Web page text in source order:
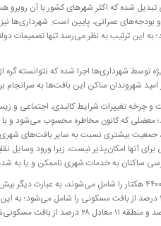
شده که اکثر شهرهای کشور با آن روبرو
عمرانی، پایین است. شهرداری‌ها نیز
به این ترتیب به نظر می‌رسد تنها
شهرداری‌ها اجرا شده که نتوانسته گره
شهروندان ساکن این بافت‌ها به سرانجام
و چرخه تغییرات شرایط کالبدی، اجتماعی
معضلی که کانون مخاطره محسوب می‌شود و با
بیشتری نسبت به سایر بافت‌های
آنها امکان‌پذیر نیست، زیرا ورود وسایل‌
ساکنان به خدمات شهری ناممکن و یا به
بافت‌های فرسوده در تهران مساحتی بالغ بر ۴۴۰۰ هکتار را شامل